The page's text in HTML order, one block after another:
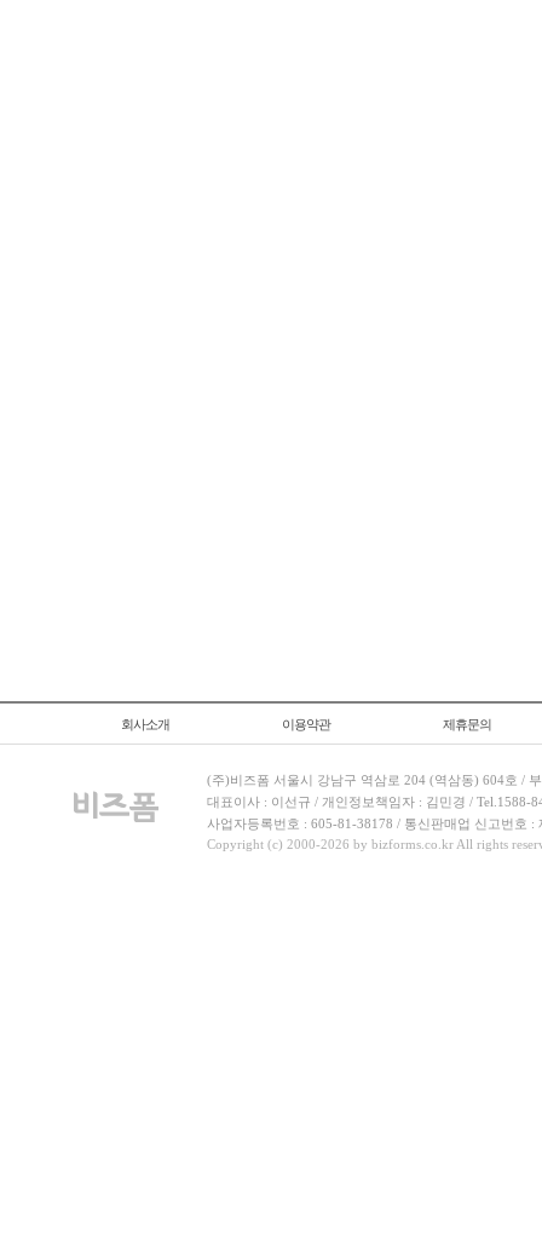
회사소개 이용약관 제휴문의
(주)비즈폼 서울시 강남구 역삼로 204 (역삼동) 604호 /
대표이사 : 이선규 / 개인정보책임자 : 김민경 / Tel.1588-
사업자등록번호 : 605-81-38178 / 통신판매업 신고번호 :
Copyright (c) 2000-2026 by bizforms.co.kr All rights